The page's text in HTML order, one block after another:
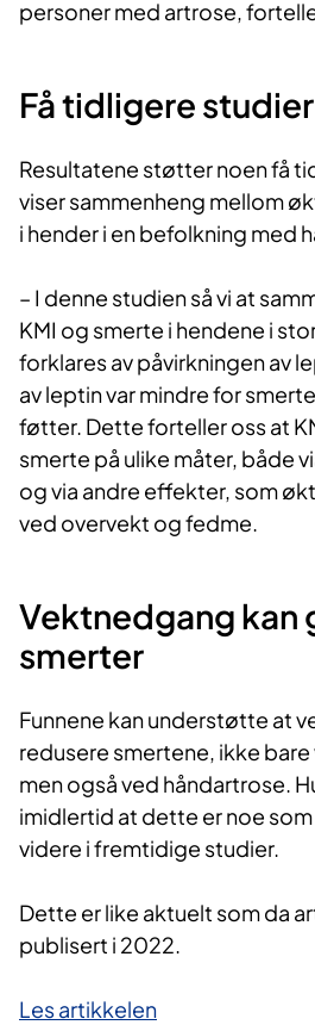
personer med artrose,
Få tidligere s​​​tudier
Resultatene støtter noen få
viser sammenheng mellom
i hender i en befolkning med
– I denne studien så vi at
KMI og smerte i hendene i
forklares av påvirkningen av
av leptin var mindre for
føtter. Dette forteller oss at
smerte på ulike måter, både
og via andre effekter, som
ved overvekt og fedme.
Vektnedgang kan
smerter
Funnene kan understøtte at
redusere smertene, ikke
men også ved håndartrose.
imidlertid at dette er noe
videre i fremtidige studier.
Dette er like aktuelt som da
publisert i 2022.
Les artikkelen